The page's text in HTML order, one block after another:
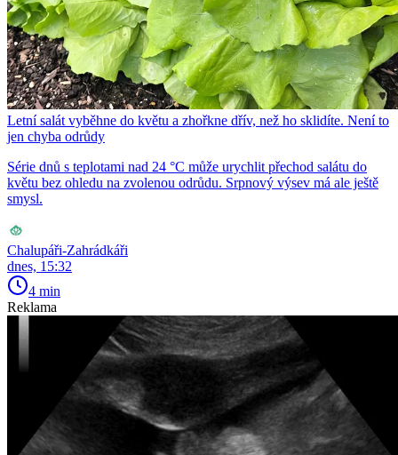
Letní salát vyběhne do květu a zhořkne dřív, než ho sklidíte. Není to
jen chyba odrůdy
Série dnů s teplotami nad 24 °C může urychlit přechod salátu do
květu bez ohledu na zvolenou odrůdu. Srpnový výsev má ale ještě
smysl.
Chalupáři-Zahrádkáři
dnes, 15:32
4 min
Reklama